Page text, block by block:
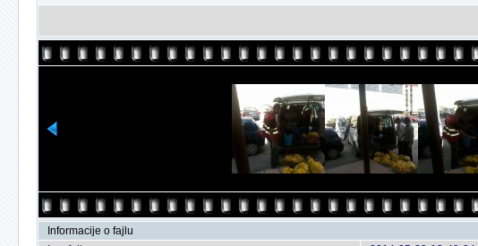
Informacije o fajlu